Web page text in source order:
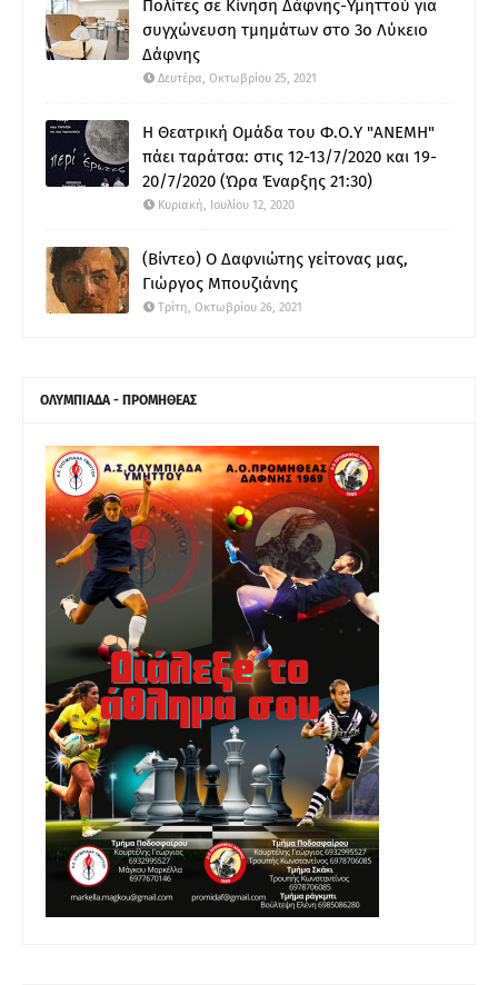
Πολίτες σε Κίνηση Δάφνης-Υμηττού για
συγχώνευση τμημάτων στο 3ο Λύκειο
Δάφνης
Δευτέρα, Οκτωβρίου 25, 2021
Η Θεατρική Ομάδα του Φ.Ο.Υ "ΑΝΕΜΗ"
πάει ταράτσα: στις 12-13/7/2020 και 19-
20/7/2020 (Ώρα Έναρξης 21:30)
Κυριακή, Ιουλίου 12, 2020
(Βίντεο) Ο Δαφνιώτης γείτονας μας,
Γιώργος Μπουζιάνης
Τρίτη, Οκτωβρίου 26, 2021
ΟΛΥΜΠΙΑΔΑ - ΠΡΟΜΗΘΕΑΣ